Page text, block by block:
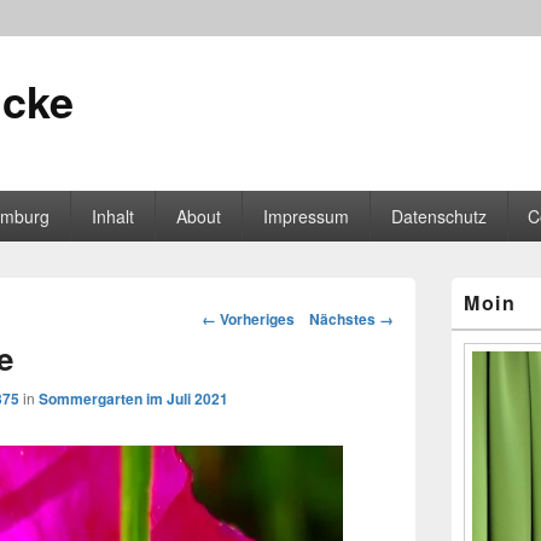
Inhalt About Impressum Datenschutz
Bilder-
← Vorheriges Nächstes →
in Sommergarten im Juli 2021
Seitenleisten-
Moin